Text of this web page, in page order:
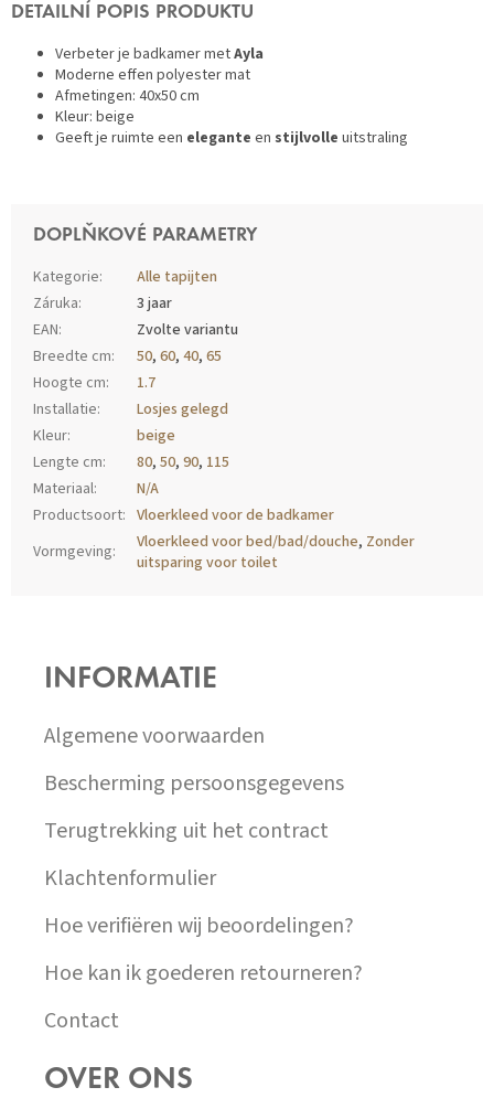
DETAILNÍ POPIS PRODUKTU
Verbeter je badkamer metAyla
Moderne effen polyester mat
Afmetingen: 40x50 cm
Kleur: beige
Geeft je ruimte een elegante en stijlvolle uitstraling
DOPLŇKOVÉ PARAMETRY
Kategorie:
Alle tapijten
Záruka:
3 jaar
EAN:
Zvolte variantu
Breedte cm: 50, 60, 40, 65
Hoogte cm:
1.7
Installatie:
Losjes gelegd
Kleur:
beige
Lengte cm: 80, 50, 90, 115
Materiaal:
N/A
Productsoort: Vloerkleed voor de badkamer
Vormgeving: Vloerkleed voor bed/bad/douche, Zonder
uitsparing voor toilet
INFORMATIE
Algemene voorwaarden
Bescherming persoonsgegevens
Terugtrekking uit het contract
Klachtenformulier
Hoe verifiëren wij beoordelingen?
Hoe kan ik goederen retourneren?
Contact
OVER ONS